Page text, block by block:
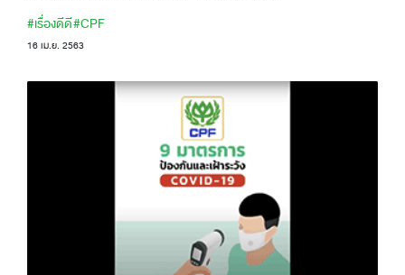
#เรื่องดีดี#CPF
16 เม.ย. 2563